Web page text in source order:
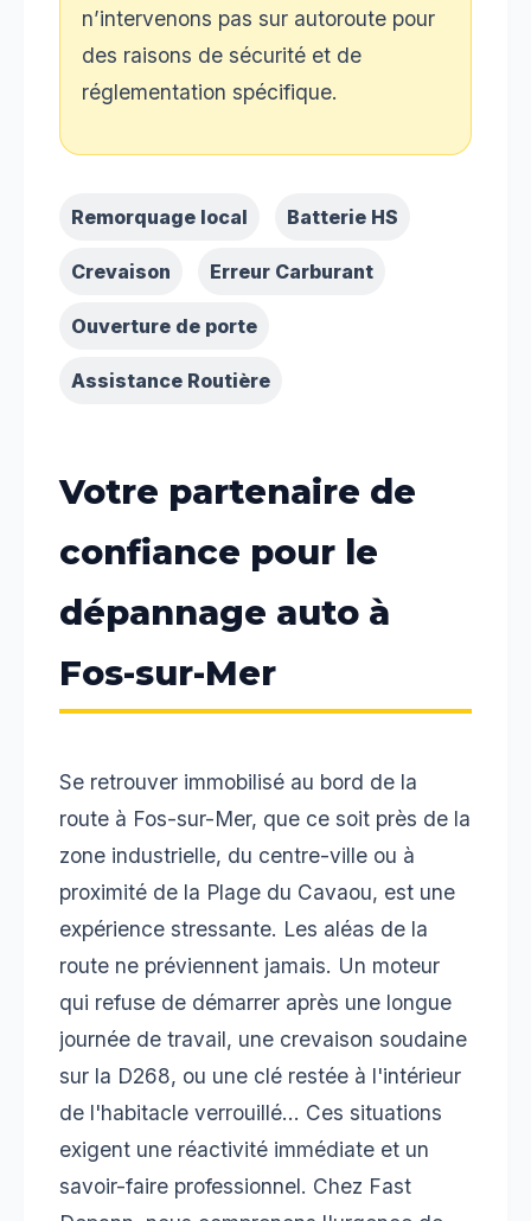
n’intervenons pas sur autoroute pour
des raisons de sécurité et de
réglementation spécifique.
Remorquage local Batterie HS
Crevaison Erreur Carburant
Ouverture de porte
Assistance Routière
Votre partenaire de
confiance pour le
dépannage auto à
Fos-sur-Mer
Se retrouver immobilisé au bord de la
route à Fos-sur-Mer, que ce soit près de la
zone industrielle, du centre-ville ou à
proximité de la Plage du Cavaou, est une
expérience stressante. Les aléas de la
route ne préviennent jamais. Un moteur
qui refuse de démarrer après une longue
journée de travail, une crevaison soudaine
sur la D268, ou une clé restée à l'intérieur
de l'habitacle verrouillé... Ces situations
exigent une réactivité immédiate et un
savoir-faire professionnel. Chez Fast